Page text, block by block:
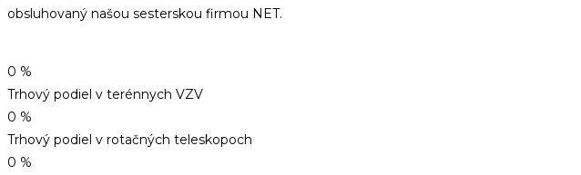
obsluhovaný našou sesterskou firmou NET.
0 %
Trhový podiel v terénnych VZV
0 %
Trhový podiel v rotačných teleskopoch
0 %